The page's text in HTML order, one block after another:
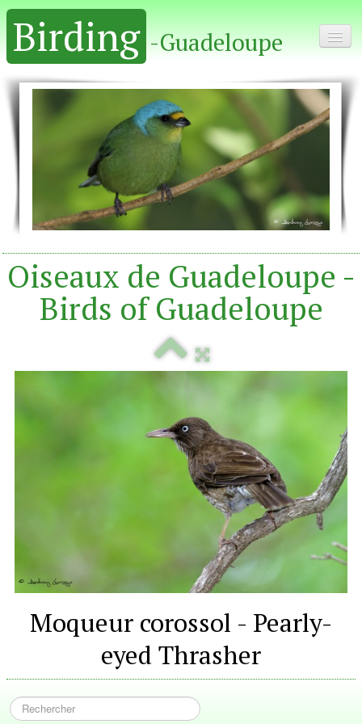
Birding -Guadeloupe
Home - Accueil
Album
Oiseaux de Guadeloupe -
Birds of Guadeloupe
Moqueur corossol - Pearly-
eyed Thrasher